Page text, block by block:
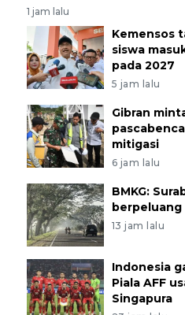
1 jam lalu
Kemensos
siswa
pada 2027
5 jam lalu
Gibran
mitigasi
6 jam lalu
BMKG:
berpeluang
13 jam lalu
Indonesia
Piala AFF
Singapura